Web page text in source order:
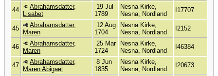
44
Abrahamsdatter,
Lisabet
19 Jul
1789
Nesna Kirke,
Nesna, Nordland
I17707
45
Abrahamsdatter,
Maren
12 Aug
1704
Nesna Kirke,
Nesna, Nordland
I2152
46
Abrahamsdatter,
Maren
25 Mar
1724
Nesna Kirke,
Nesna, Nordland
I46384
47
Abrahamsdatter,
Maren Abigael
8 Jun
1835
Nesna Kirke,
Nesna, Nordland
I20673